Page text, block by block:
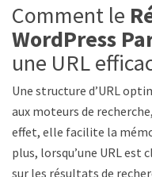
Comment le
WordPress
une URL
Une structure d’URL
aux moteurs de
effet, elle facilite la
plus, lorsqu’une URL est
sur les résultats de